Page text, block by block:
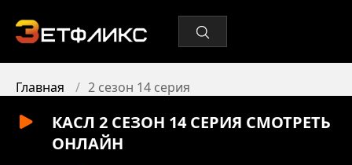
Главная 2 сезон 14 серия
КАСЛ 2 СЕЗОН 14 СЕРИЯ СМОТРЕТЬ
ОНЛАЙН